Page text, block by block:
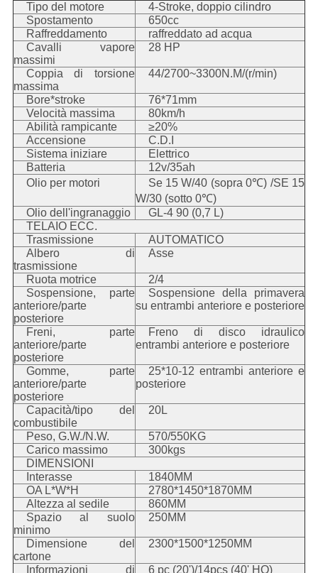
Tipo del motore
4-Stroke, doppio cilindro
Spostamento
650cc
Raffreddamento
raffreddato ad acqua
Cavalli vapore
massimi
28 HP
Coppia di torsione
massima
44/2700~3300N.M/(r/min)
Bore*stroke
76*71mm
Velocità massima
80km/h
Abilità rampicante
≥20%
Accensione
C.D.I
Sistema iniziare
Elettrico
Batteria
12v/35ah
Olio per motori
Se 15 W/40 (sopra 0℃) /SE 15
W/30 (sotto 0℃)
Olio dell'ingranaggio
GL-4 90 (0,7 L)
TELAIO ECC.
Trasmissione
AUTOMATICO
Albero di
trasmissione
Asse
Ruota motrice
2/4
Sospensione, parte
anteriore/parte
posteriore
Sospensione della primavera
su entrambi anteriore e posteriore
Freni, parte
anteriore/parte
posteriore
Freno di disco idraulico
entrambi anteriore e posteriore
Gomme, parte
anteriore/parte
posteriore
25*10-12 entrambi anteriore e
posteriore
Capacità/tipo del
combustibile
20L
Peso, G.W./N.W.
570/550KG
Carico massimo
300kgs
DIMENSIONI
Interasse
1840MM
OA L*W*H
2780*1450*1870MM
Altezza al sedile
860MM
Spazio al suolo
minimo
250MM
Dimensione del
cartone
2300*1500*1250MM
Informazioni di 6 pc (20')/14pcs (40' HQ)